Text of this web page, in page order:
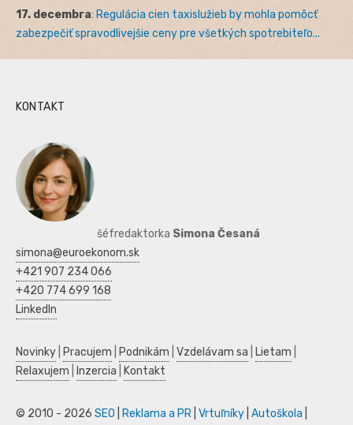
17. decembra: Regulácia cien taxislužieb by mohla pomôcť
zabezpečiť spravodlivejšie ceny pre všetkých spotrebiteľo...
KONTAKT
šéfredaktorka Simona Česaná
simona@euroekonom.sk
+421 907 234 066
+420 774 699 168
LinkedIn
Novinky Pracujem Podnikám Vzdelávam sa Lietam
Relaxujem
Inzercia Kontakt
© 2010 - 2026 SEO Reklama a PR Vrtuľníky Autoškola